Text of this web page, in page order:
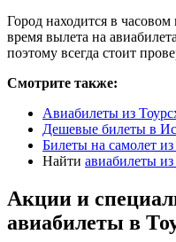
Город находится в
время вылета на
поэтому всегда стоит
Смотрите также:
Авиабилеты из
Дешевые билеты в
Билеты на самолет
Найти авиабилеты
Акции и
авиабилеты в